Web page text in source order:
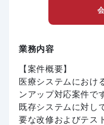
業務内容
【案件概要】
医療システムにおけ
ンアップ対応案件で
既存システムに対し
要な改修およびテス